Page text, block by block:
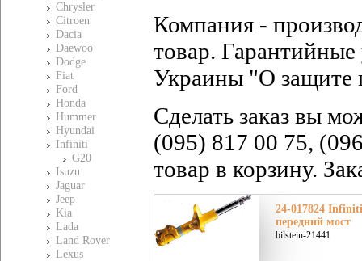
Chrysler
Citroen
Dacia
Daewoo
Dodge
Fiat
Ford
Honda
Hummer
Hyundai
Infiniti
G20
Isuzu
Jaguar
Jeep
Kia
Lada
Land Rover
Lexus
Компания -
товар. Гарантийные
Украины "О защите
Сделать заказ вы
(095) 817 00 75,
товар в корзину.
24-017824
передний мост
bilstein-21441